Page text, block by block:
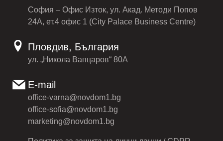
София – Офис Изток, ул. Акад. Методи Попов
24А, ет.4 офис 1 (City Palace Business Centre)
Пловдив, България
ул. „Никола Вапцаров“ 80А
E-mail
office-varna@novdom1.bg
office-sofia@novdom1.bg
marketing@novdom1.bg